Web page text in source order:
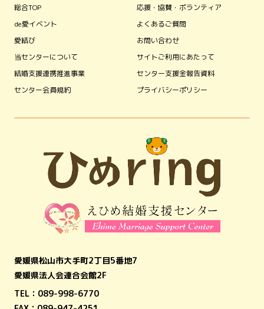
総合TOP
de愛イベント
愛結び
当センターについて
結婚支援連携推進事業
センター会員規約
応援・協賛・ボランティア
よくあるご質問
お問い合わせ
サイトご利用にあたって
センター支援金報告資料
プライバシーポリシー
愛媛県松山市大手町2丁目5番地7
愛媛県法人会連合会館2F
TEL： 089-998-6770